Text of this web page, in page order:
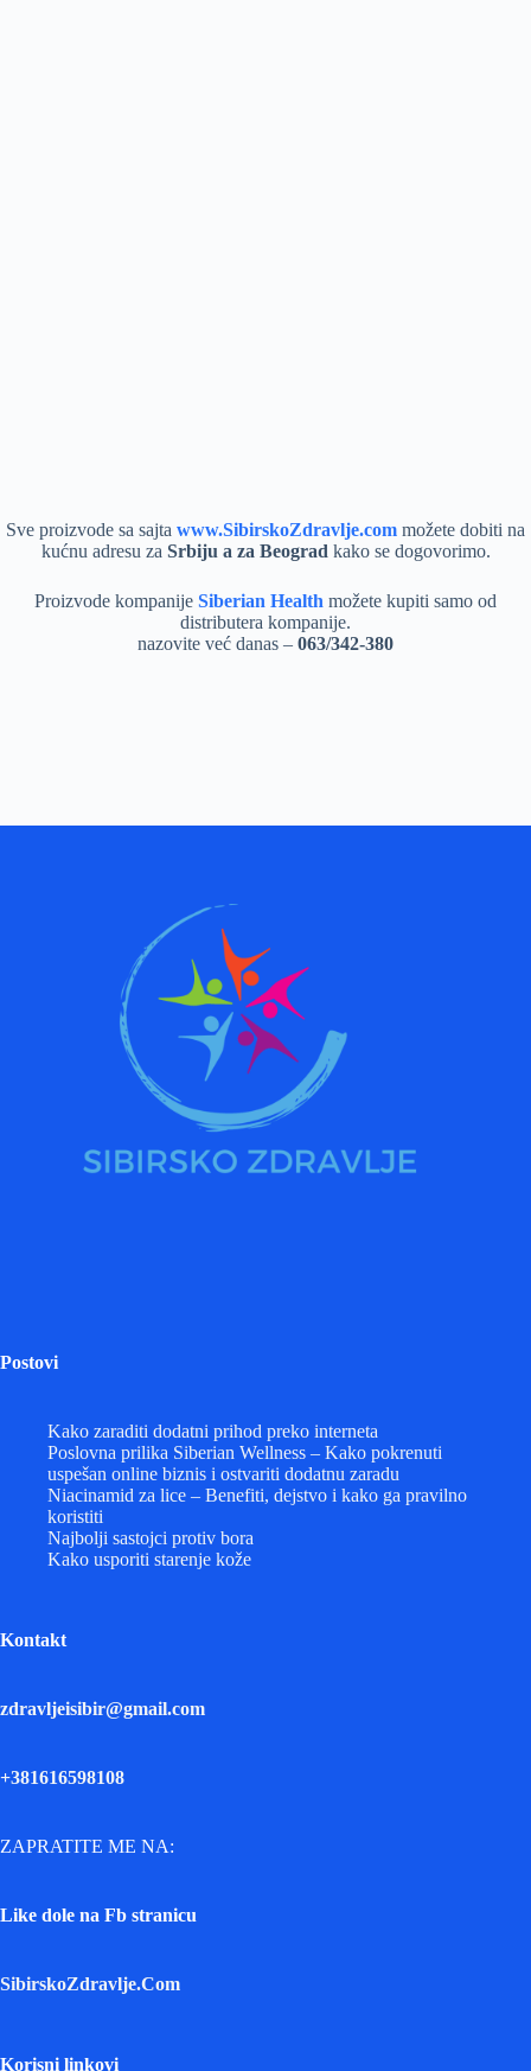
Sve proizvode sa sajta www.SibirskoZdravlje.com možete dobiti na
kućnu adresu za Srbiju a za Beograd kako se dogovorimo.
Proizvode kompanije Siberian Health možete kupiti samo od
distributera kompanije.
nazovite već danas – 063/342-380
Postovi
Kako zaraditi dodatni prihod preko interneta
Poslovna prilika Siberian Wellness – Kako pokrenuti
uspešan online biznis i ostvariti dodatnu zaradu
Niacinamid za lice – Benefiti, dejstvo i kako ga pravilno
koristiti
Najbolji sastojci protiv bora
Kako usporiti starenje kože
Kontakt
zdravljeisibir@gmail.com
+381616598108
ZAPRATITE ME NA:
Like dole na Fb stranicu
SibirskoZdravlje.Com
Korisni linkovi